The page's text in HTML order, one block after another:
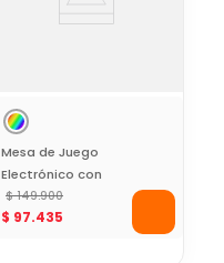
Mesa de Juego
Electrónico con
Volante y Piano
Baby Mine
$ 149.900
$ 97.435